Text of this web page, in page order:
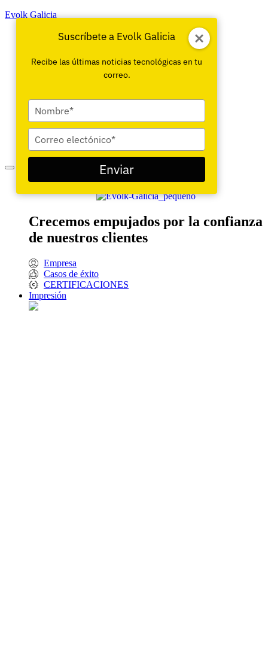
Evolk Galicia
Evolk Galicia
Crecemos empujados por la confianza
de nuestros clientes
Empresa
Casos de éxito
CERTIFICACIONES
Impresión
Suscríbete a Evolk Galicia
Recibe las últimas noticias tecnológicas en tu
correo.
Escriba
su
nombre
Escriba
su
correo
Enviar